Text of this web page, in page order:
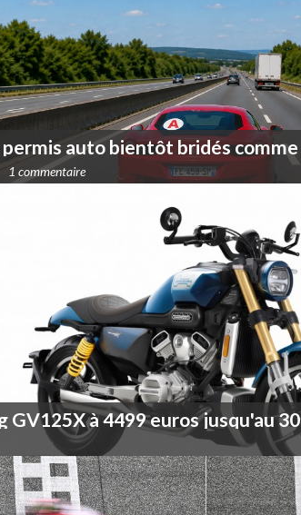
permis auto bientôt bridéscomme
1 commentaire
GV125Xà4499eurosjusqu'au 30